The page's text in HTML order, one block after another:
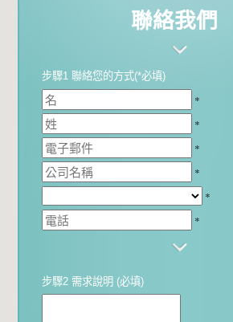
聯絡我們
步驟1 聯絡您的方式(*必填)
*
*
*
*
*
*
步驟2 需求說明 (必填)